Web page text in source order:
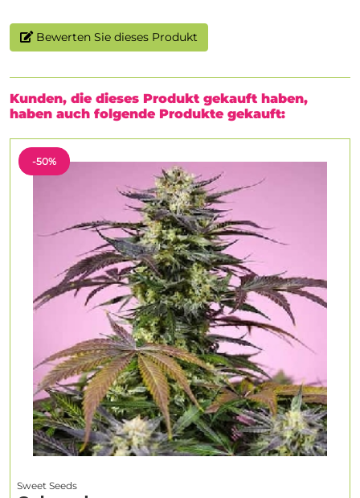
Bewerten Sie dieses Produkt
Kunden, die dieses Produkt gekauft haben,
haben auch folgende Produkte gekauft:
-50%
Sweet Seeds